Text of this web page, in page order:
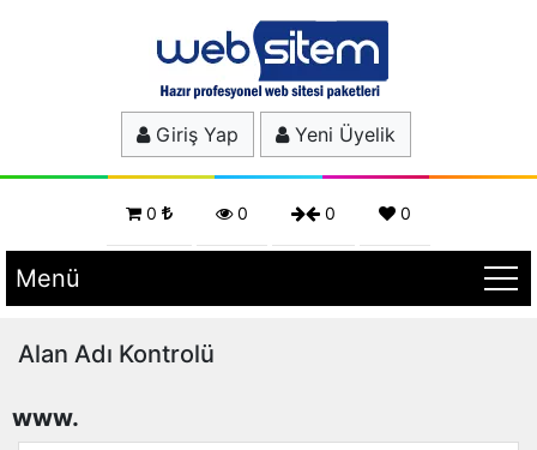
Giriş Yap Yeni Üyelik
0 0 0 0
Menü
Alan Adı Kontrolü
www.